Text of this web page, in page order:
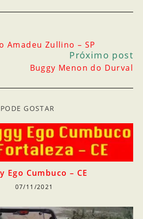
Amadeu Zullino – SP
Próximo post
Buggy Menon do Durval
GOSTAR
Ego Cumbuco – CE
07/11/2021